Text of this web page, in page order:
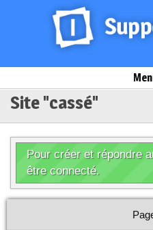
Site "cassé"
Pour créer et répondre
être connecté.